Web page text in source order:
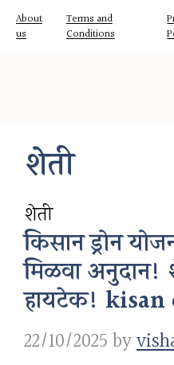
Skip
About
us
Terms and
Conditions
शेती
शेती
किसान ड्रोन
मिळवा अनुदान!
हायटेक! kisan
22/10/2025by